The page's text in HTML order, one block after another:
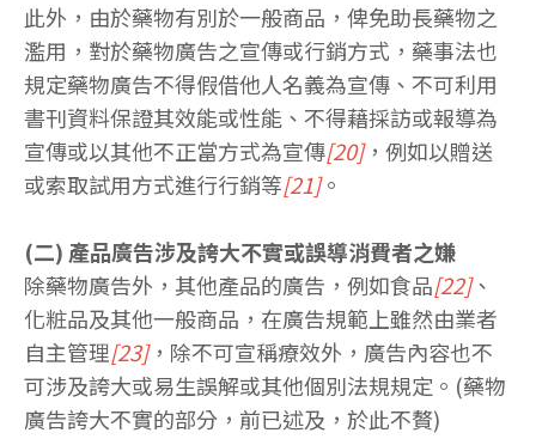
此外，由於藥物有別於一般商品，俾免助長藥物之
濫用，對於藥物廣告之宣傳或行銷方式，藥事法也
規定藥物廣告不得假借他人名義為宣傳、不可利用
書刊資料保證其效能或性能、不得藉採訪或報導為
宣傳或以其他不正當方式為宣傳[20]，例如以贈送
或索取試用方式進行行銷等[21]。
(二) 產品廣告涉及誇大不實或誤導消費者之嫌
除藥物廣告外，其他產品的廣告，例如食品[22]、
化粧品及其他一般商品，在廣告規範上雖然由業者
自主管理[23]，除不可宣稱療效外，廣告內容也不
可涉及誇大或易生誤解或其他個別法規規定。(藥物
廣告誇大不實的部分，前已述及，於此不贅)